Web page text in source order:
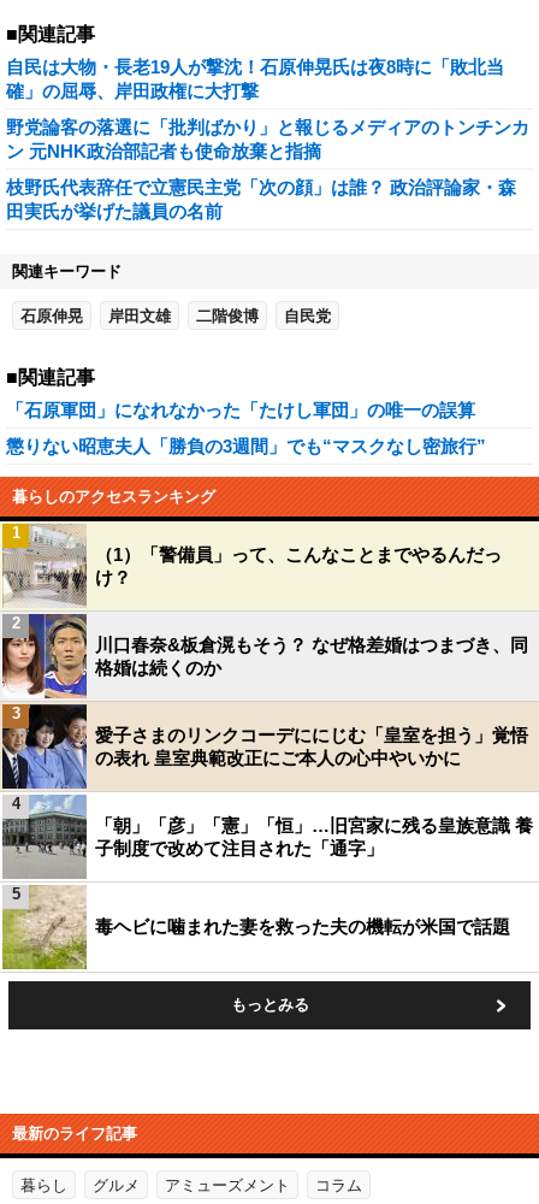
■関連記事
自民は大物・長老19人が撃沈！石原伸晃氏は夜8時に「敗北当
確」の屈辱、岸田政権に大打撃
野党論客の落選に「批判ばかり」と報じるメディアのトンチンカ
ン 元NHK政治部記者も使命放棄と指摘
枝野氏代表辞任で立憲民主党「次の顔」は誰？ 政治評論家・森
田実氏が挙げた議員の名前
関連キーワード
石原伸晃 岸田文雄 二階俊博 自民党
■関連記事
「石原軍団」になれなかった「たけし軍団」の唯一の誤算
懲りない昭恵夫人「勝負の3週間」でも“マスクなし密旅行”
暮らしのアクセスランキング
（1）「警備員」って、こんなことまでやるんだっ
け？
1
川口春奈&板倉滉もそう？ なぜ格差婚はつまづき、同
格婚は続くのか
2
愛子さまのリンクコーデににじむ「皇室を担う」覚悟
の表れ 皇室典範改正にご本人の心中やいかに
3
「朝」「彦」「憲」「恒」…旧宮家に残る皇族意識 養
子制度で改めて注目された「通字」
4
毒ヘビに噛まれた妻を救った夫の機転が米国で話題
5
もっとみる
最新のライフ記事
暮らし グルメ アミューズメント コラム